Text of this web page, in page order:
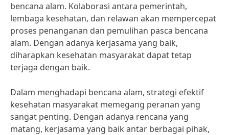
bencana alam. Kolaborasi antara pemerintah,
lembaga kesehatan, dan relawan akan mempercepat
proses penanganan dan pemulihan pasca bencana
alam. Dengan adanya kerjasama yang baik,
diharapkan kesehatan masyarakat dapat tetap
terjaga dengan baik.
Dalam menghadapi bencana alam, strategi efektif
kesehatan masyarakat memegang peranan yang
sangat penting. Dengan adanya rencana yang
matang, kerjasama yang baik antar berbagai pihak,